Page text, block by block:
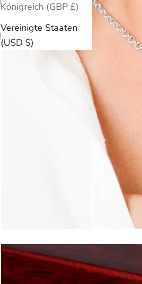
Königreich (GBP £)
Vereinigte Staaten
(USD $)